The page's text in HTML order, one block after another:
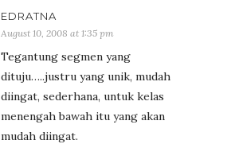
EDRATNA
August 10, 2008 at 1:35 pm
Tegantung segmen yang
dituju…..justru yang unik, mudah
diingat, sederhana, untuk kelas
menengah bawah itu yang akan
mudah diingat.